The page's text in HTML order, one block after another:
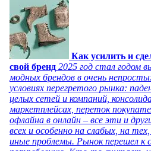
Как усилить и
свой бренд 2025 год стал годом
модных брендов в очень
условиях перегретого рынка:
целых сетей и компаний,
маркетплейсах, переток
офлайна в онлайн – все эти и
всех и особенно на слабых, на
иные проблемы. Рынок перешел к